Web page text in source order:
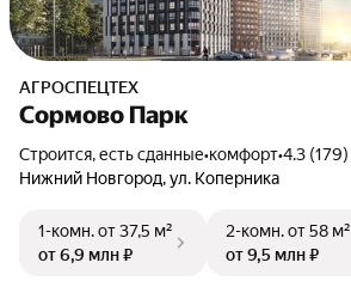
АГРОСПЕЦТЕХ
Сормово Парк
Строится, есть сданные•комфорт•4.3 (179)
Нижний Новгород, ул. Коперника
1-комн.от 37,5 м²
от 6,9 млн ₽
2-комн.от 58 м²
от 9,5 млн ₽